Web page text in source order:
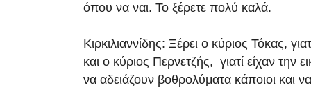
όπου να ναι. Το ξέρετε πολύ καλά.
Κιρκιλιαννίδης: Ξέρει ο κύριος Τόκας,
και ο κύριος Περνετζής, γιατί είχαν την
να αδειάζουν βοθρολύματα κάποιοι και